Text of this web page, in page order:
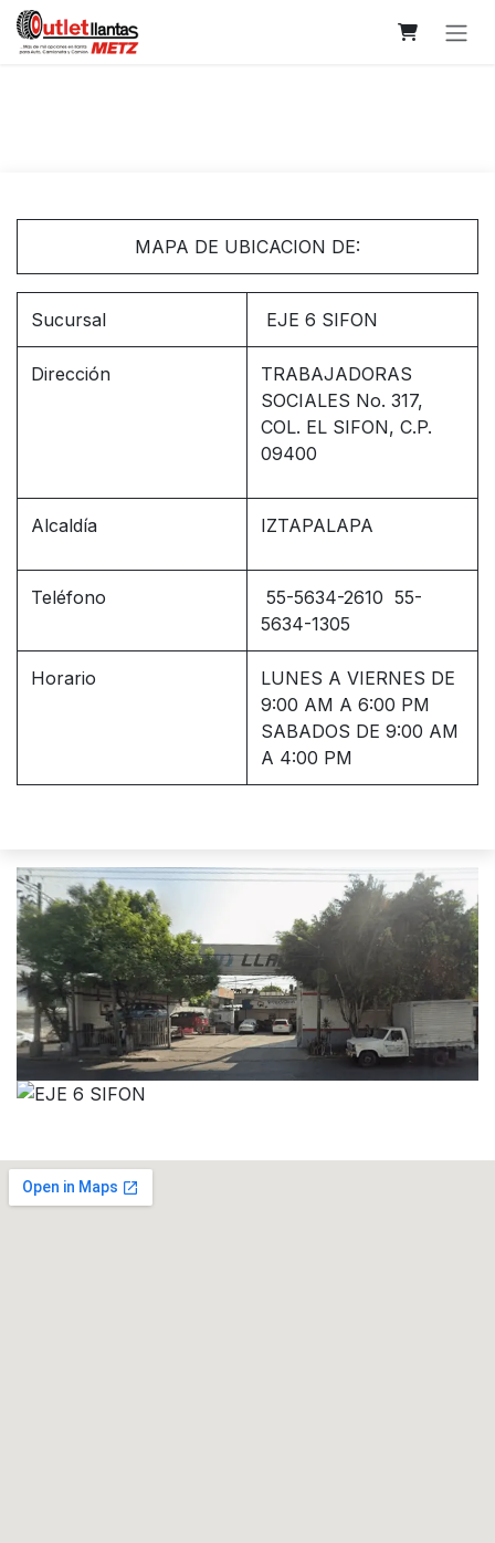
Skip to Content
MAPA DE UBICACION DE:
Sucursal EJE 6 SIFON
Dirección
TRABAJADORAS
SOCIALES No. 317,
COL. EL SIFON, C.P.
09400
Alcaldía IZTAPALAPA
Teléfono
55-5634-2610 55-
5634-1305
Horario
LUNES A VIERNES DE
9:00 AM A 6:00 PM
SABADOS DE 9:00 AM
A 4:00 PM